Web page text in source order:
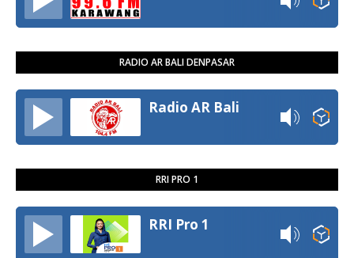
RADIO AR BALI DENPASAR
Radio AR Bali
RRI PRO 1
RRI Pro 1